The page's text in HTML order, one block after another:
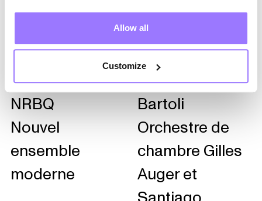
Allow all
Customize
Noir Désir
NRBQ
Nouvel
ensemble
moderne
O
OSQ et Cecilia
Bartoli
Orchestre de
chambre Gilles
Auger et